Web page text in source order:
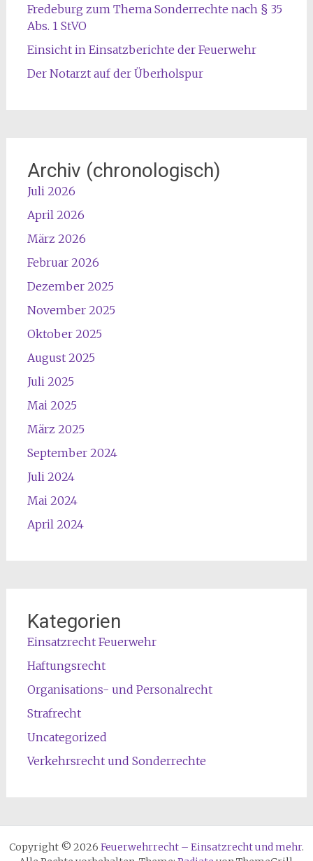
Fredeburg zum Thema Sonderrechte nach § 35
Abs. 1 StVO
Einsicht in Einsatzberichte der Feuerwehr
Der Notarzt auf der Überholspur
Archiv (chronologisch)
Juli 2026
April 2026
März 2026
Februar 2026
Dezember 2025
November 2025
Oktober 2025
August 2025
Juli 2025
Mai 2025
März 2025
September 2024
Juli 2024
Mai 2024
April 2024
Kategorien
Einsatzrecht Feuerwehr
Haftungsrecht
Organisations- und Personalrecht
Strafrecht
Uncategorized
Verkehrsrecht und Sonderrechte
Copyright © 2026 Feuerwehrrecht – Einsatzrecht und mehr.